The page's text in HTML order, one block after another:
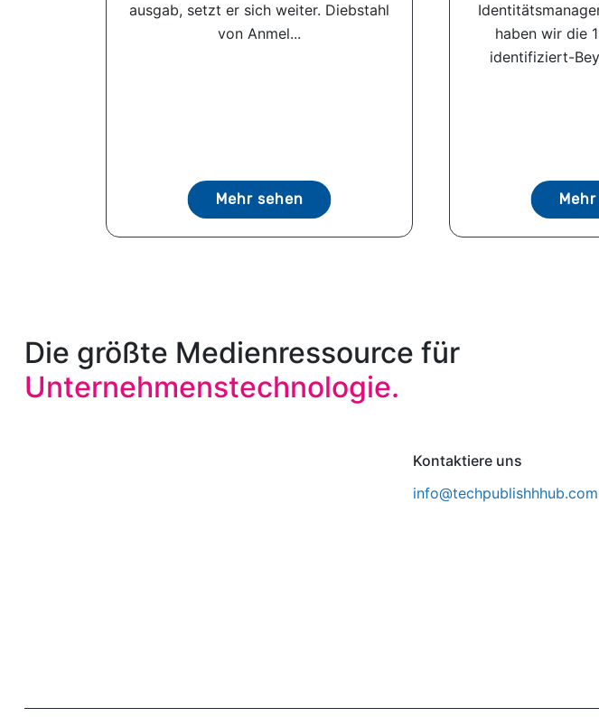
ausgab, setzt er sich weiter. Diebstahl
von Anmel...
Mehr sehen
haben wir die
identifiziert-
Die größte Medienressource für
Unternehmenstechnologie.
Kontaktiere uns
info@techpublishhhub.com